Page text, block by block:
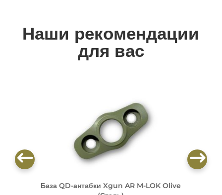
Наши рекомендации
для вас
База QD-антабки Xgun AR M-LOK Olive